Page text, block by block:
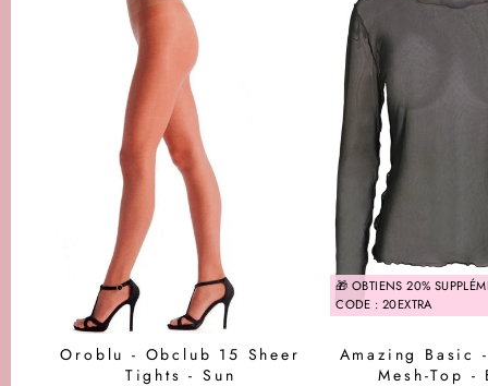
Oroblu - Obclub 15 Sheer
Tights - Sun
🎁 OBTIENS 20%
CODE : 20EXTRA
Amazing Basic
Mesh-Top -